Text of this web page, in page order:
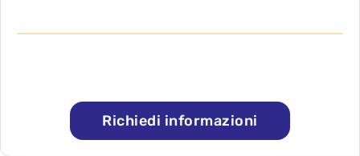
Richiedi informazioni